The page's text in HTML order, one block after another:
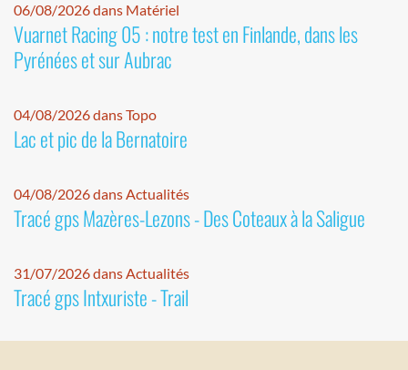
06/08/2026 dans Matériel
Vuarnet Racing 05 : notre test en Finlande, dans les
Pyrénées et sur Aubrac
04/08/2026 dans Topo
Lac et pic de la Bernatoire
04/08/2026 dans Actualités
Tracé gps Mazères-Lezons - Des Coteaux à la Saligue
31/07/2026 dans Actualités
Tracé gps Intxuriste - Trail